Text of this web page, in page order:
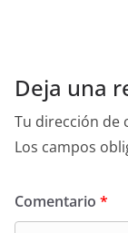
Deja una
Tu dirección de
Los campos
Comentario *